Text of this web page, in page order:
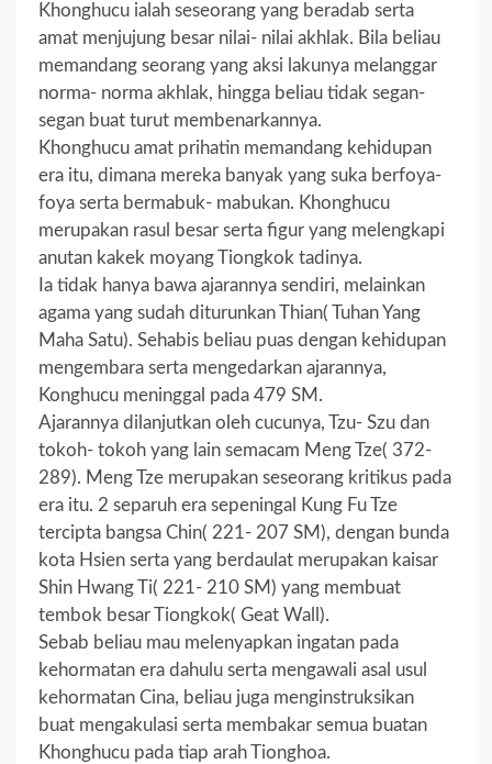
Khonghucu ialah seseorang yang beradab serta
amat menjujung besar nilai- nilai akhlak. Bila beliau
memandang seorang yang aksi lakunya melanggar
norma- norma akhlak, hingga beliau tidak segan-
segan buat turut membenarkannya.
Khonghucu amat prihatin memandang kehidupan
era itu, dimana mereka banyak yang suka berfoya-
foya serta bermabuk- mabukan. Khonghucu
merupakan rasul besar serta figur yang melengkapi
anutan kakek moyang Tiongkok tadinya.
Ia tidak hanya bawa ajarannya sendiri, melainkan
agama yang sudah diturunkan Thian( Tuhan Yang
Maha Satu). Sehabis beliau puas dengan kehidupan
mengembara serta mengedarkan ajarannya,
Konghucu meninggal pada 479 SM.
Ajarannya dilanjutkan oleh cucunya, Tzu- Szu dan
tokoh- tokoh yang lain semacam Meng Tze( 372-
289). Meng Tze merupakan seseorang kritikus pada
era itu. 2 separuh era sepeningal Kung Fu Tze
tercipta bangsa Chin( 221- 207 SM), dengan bunda
kota Hsien serta yang berdaulat merupakan kaisar
Shin Hwang Ti( 221- 210 SM) yang membuat
tembok besar Tiongkok( Geat Wall).
Sebab beliau mau melenyapkan ingatan pada
kehormatan era dahulu serta mengawali asal usul
kehormatan Cina, beliau juga menginstruksikan
buat mengakulasi serta membakar semua buatan
Khonghucu pada tiap arah Tionghoa.